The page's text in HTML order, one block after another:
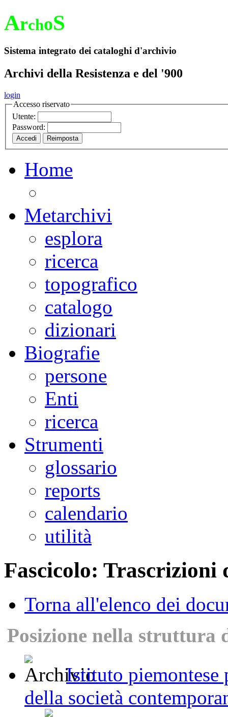
ArchoS
Sistema integrato dei cataloghi d'archivio
Archivi della Resistenza e del '900
login
Accesso riservato
Utente:
Password:
Home
Metarchivi
esplora
ricerca
topografico
catalogo
dizionari
Biografie
persone
Enti
ricerca
Strumenti
glossario
reports
calendario
utilità
Fascicolo: Trascrizioni
Torna all'elenco dei
Posizione nella struttura
Istituto piemontese
della società